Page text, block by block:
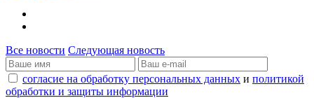
Все новости Следующая новость
согласие на обработку персональных данных и политикой
обработки и защиты информации